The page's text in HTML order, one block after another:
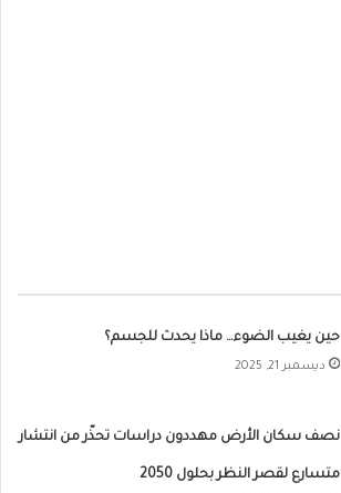
حين يغيب الضوء… ماذا يحدث للجسم؟
ديسمبر 21, 2025
نصف سكان الأرض مهددون دراسات تحذّر من انتشار
متسارع لقصر النظر بحلول 2050